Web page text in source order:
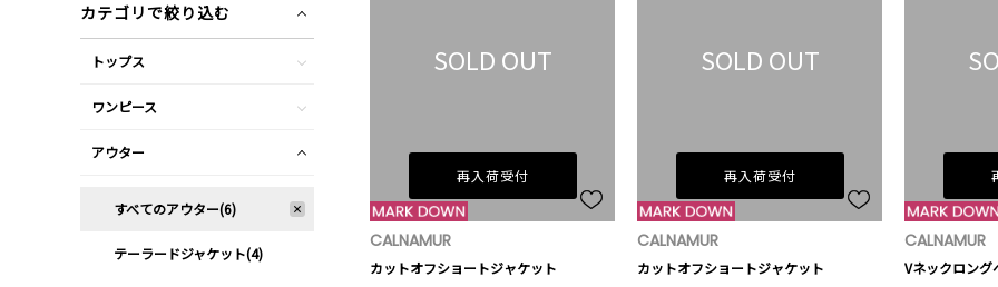
SOLD OUT
再入荷受付
CALNAMUR
カットオフショートジャケット
SOLD OUT
再入荷受付
CALNAMUR
カットオフショートジャケット
CALNAMUR
Vネックロング
カテゴリで絞り込む
トップス
ワンピース
アウター
すべてのアウター(6)
テーラードジャケット(4)